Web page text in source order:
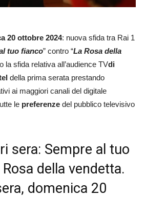
20 ottobre 2024: nuova sfida tra Rai 1
tuo fianco” contro “La Rosa della
la sfida relativa all’audience TVdi
della prima serata prestando
ai maggiori canali del digitale
le preferenze del pubblico televisivo
sera: Sempre al tuo
della vendetta.
domenica 20